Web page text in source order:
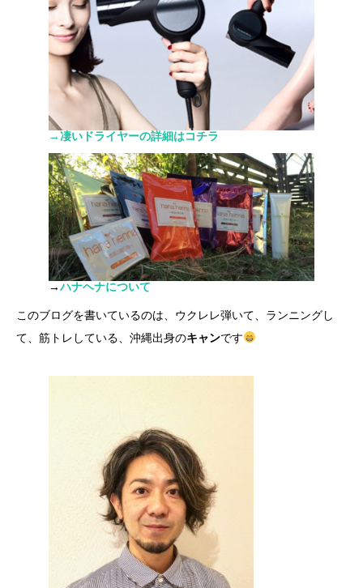
→凄いドライヤーの詳細はコチラ
→ハナヘナについて
このブログを書いているのは、ウクレレ弾いて、ランニングし
て、筋トレしている、沖縄出身のキャンです